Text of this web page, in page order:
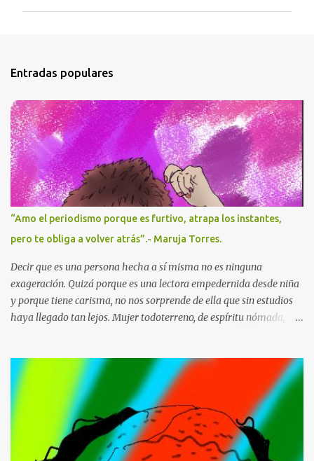
t
r
i
o
s
Entradas populares
“Amo el periodismo porque es furtivo, atrapa los instantes,
pero te obliga a volver atrás”.- Maruja Torres.
Decir que es una persona hecha a sí misma no es ninguna
exageración. Quizá porque es una lectora empedernida desde niña
y porque tiene carisma, no nos sorprende de ella que sin estudios
haya llegado tan lejos. Mujer todoterreno, de espíritu nómada,
En sus reportajes y columnas de opinión ha escrito sobre todos los
temas, vertiendo su punto de vista sobre lo que ocurría siempre
con un criterio propio, con ese filtro sarcástico tan personal que le
dio su origen humilde, esa complicidad con los desfavorecidxs que
también trasladará a su narrativa. María Dolores Torres
Manzanera -Maruja Torres- nació en el barrio del Raval,